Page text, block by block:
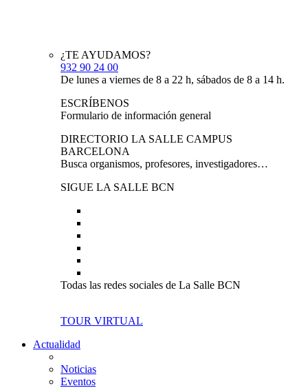
¿TE AYUDAMOS?
932 90 24 00
De lunes a viernes de 8 a 22 h, sábados de 8 a 14 h.
ESCRÍBENOS
Formulario de información general
DIRECTORIO LA SALLE CAMPUS
BARCELONA
Busca organismos, profesores, investigadores…
SIGUE LA SALLE BCN
Todas las redes sociales de La Salle BCN
TOUR VIRTUAL
Actualidad
Noticias
Eventos